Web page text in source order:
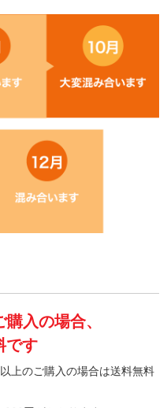
入の場合、
です
上のご購入の場合は送料無料